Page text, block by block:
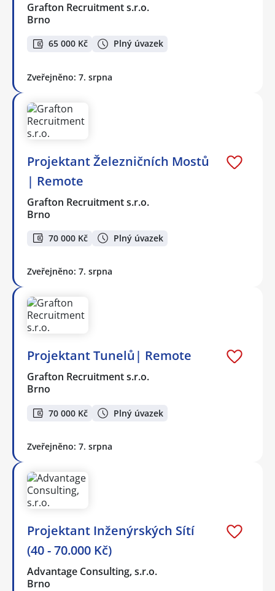
Grafton Recruitment s.r.o.
Brno
65 000 Kč Plný úvazek
Zveřejněno: 7. srpna
Projektant Železničních Mostů
| Remote
Grafton Recruitment s.r.o.
Brno
70 000 Kč Plný úvazek
Zveřejněno: 7. srpna
Projektant Tunelů| Remote
Grafton Recruitment s.r.o.
Brno
70 000 Kč Plný úvazek
Zveřejněno: 7. srpna
Projektant Inženýrských Sítí
(40 - 70.000 Kč)
Advantage Consulting, s.r.o.
Brno